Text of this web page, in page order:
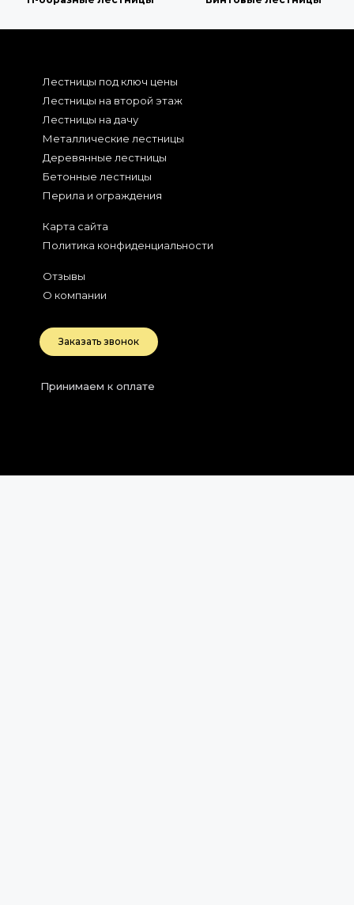
Лестницы под ключ цены
Лестницы на второй этаж
Лестницы на дачу
Металлические лестницы
Деревянные лестницы
Бетонные лестницы
Перила и ограждения
Карта сайта
Политика конфиденциальности
Отзывы
О компании
Заказать звонок
Принимаем к оплате